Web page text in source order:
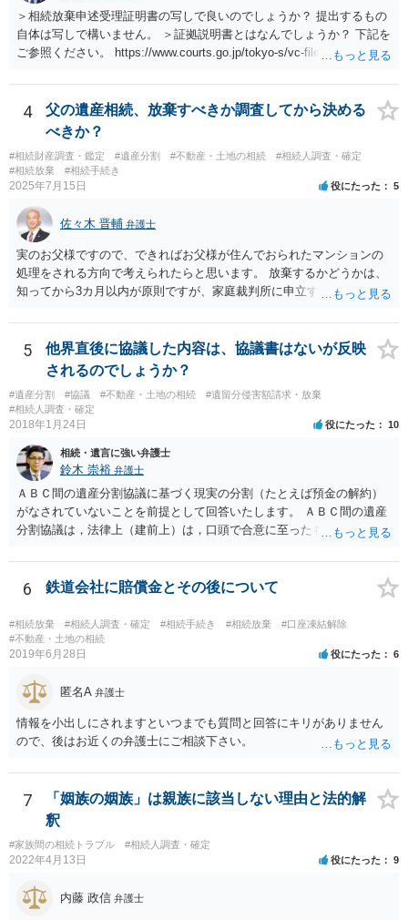
＞相続放棄申述受理証明書の写しで良いのでしょうか？ 提出するもの
自体は写しで構いません。 ＞証拠説明書とはなんでしょうか？ 下記を
ご参照ください。 https://www.courts.go.jp/tokyo-s/vc-files/tokyo-s/file/
4
父の遺産相続、放棄すべきか調査してから決める
べきか？
#相続財産調査・鑑定 #遺産分割 #不動産・土地の相続
#相続人調査・確定
#相続放棄
#相続手続き
2025年7月15日 役にたった 5
佐々木 晋輔 弁護士
実のお父様ですので、できればお父様が住んでおられたマンションの
処理をされる方向で考えられたらと思います。 放棄するかどうかは、
知ってから3カ月以内が原則ですが、家庭裁判所に申立すれば3カ月の
放棄するかどうか決めることができます。 銀行やサラ金が数年も放置
することはありませんので、数年後に借金が発見される可能性はほぼ
ありません。 なお、私が扱った相続放棄を検討していた案件で、期間
伸長して調査したところ、サラ金に対する過払金など相当な財産が見
つかったため相続したという事例がありました。
5
他界直後に協議した内容は、協議書はないが反映
されるのでしょうか？
#遺産分割 #協議 #不動産・土地の相続
#遺留分侵害額請求・放棄
#相続人調査・確定
2018年1月24日 役にたった 10
相続・遺言に強い弁護士
鈴木 崇裕 弁護士
ＡＢＣ間の遺産分割協議に基づく現実の分割（たとえば預金の解約）
がなされていないことを前提として回答いたします。 ＡＢＣ間の遺産
分割協議は，法律上（建前上）は，口頭で合意に至ったものであって
ん。 また，不動産の名義を移転するためには，遺産分割協議書への署
名捺印を得る必要があります。 したがって，残念ながら，「ＡＢＣ間
の遺産分割協議が有効に成立している」という前提に基づく主張は困
難と思われます。 「ＡＢＣ間の遺産分割協議は未了のまま，ＡとＢが
死亡し，二次相続が発生した」という前提に基づいて協議を進める必
要があります。 もちろん，Ｃの立場としては，ＡＢＣ間の遺産分割協
人は応じない姿勢を示していることから，実現は困難だと思います。
しどころ）としては，譲歩することを甘受しなければならないかもし
れません。
6 鉄道会社に賠償金とその後について
#相続放棄 #相続人調査・確定 #相続手続き #相続放棄
#口座凍結解除
#不動産・土地の相続
2019年6月28日 役にたった 6
匿名A 弁護士
情報を小出しにされますといつまでも質問と回答にキリがありません
ので、後はお近くの弁護士にご相談下さい。
7
「姻族の姻族」は親族に該当しない理由と法的解
釈
#家族間の相続トラブル #相続人調査・確定
2022年4月13日 役にたった 9
内藤 政信 弁護士